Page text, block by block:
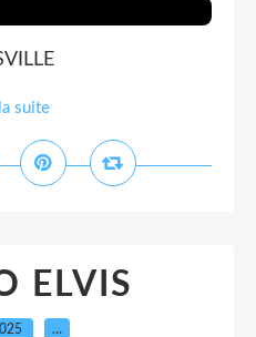
suite
ELVIS
…